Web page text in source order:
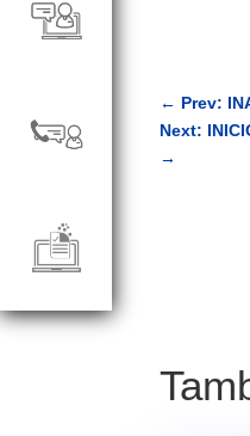
← Prev:
Next:
→